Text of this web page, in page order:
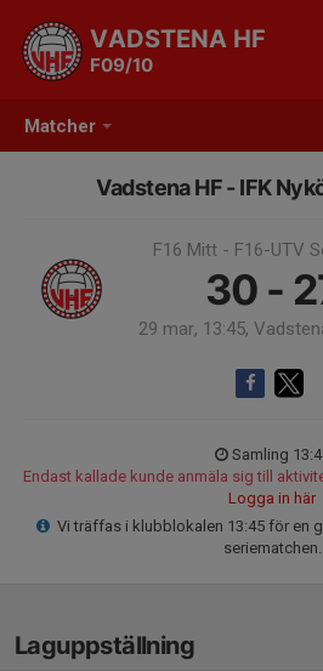
Matcher
VADSTENA HF
F09/10
Vadstena HF - IFK
F16 Mitt - F16-UTV
30 -
29 mar, 13:45,
Samling
Endast kallade kunde anmäla sig till
Logga in här
Vi träffas i klubblokalen 13:45 för en
seriematchen.
Laguppställning